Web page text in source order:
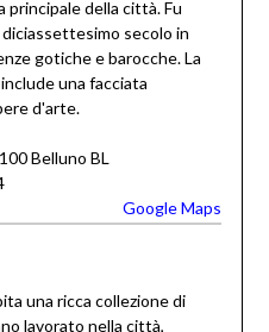
principale della città. Fu
secolo in
gotiche e barocche. La
una facciata
d'arte.
Belluno BL
Google Maps
una ricca collezione di
lavorato nella città,